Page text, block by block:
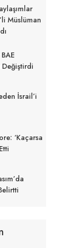
Müslüman
Değiştirdi
İsrail’i
‘Kaçarsa